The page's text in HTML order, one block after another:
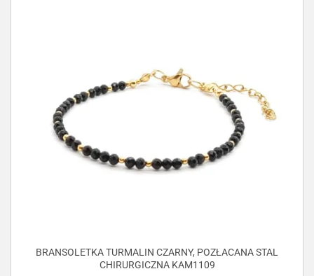
BRANSOLETKA TURMALIN CZARNY, POZŁACANA STAL
CHIRURGICZNA KAM1109